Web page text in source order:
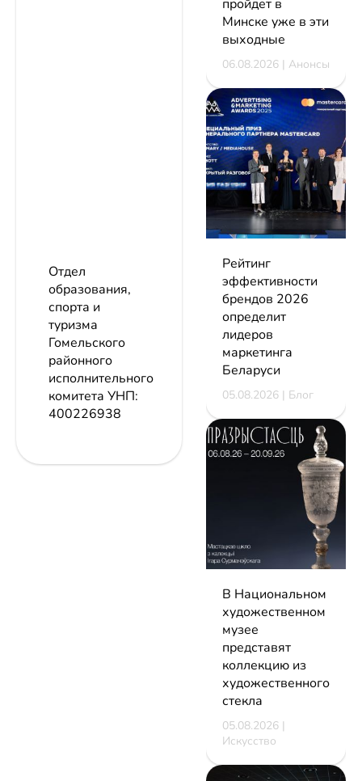
Отдел
образования,
спорта и
туризма
Гомельского
районного
исполнительного
комитета УНП:
400226938
пройдет в
Минске уже в эти
выходные
06.08.2026 | Анонсы
Рейтинг
эффективности
брендов 2026
определит
лидеров
маркетинга
Беларуси
05.08.2026 | Блог
В Национальном
художественном
музее
представят
коллекцию из
художественного
стекла
05.08.2026 |
Искусство